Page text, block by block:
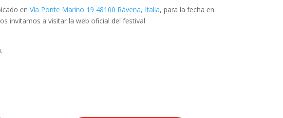
enVia Ponte Marino 19 48100 Rávena, Italia, para la fecha en
invitamos a visitar la web oficial del festival